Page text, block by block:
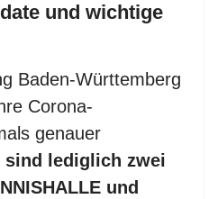
und wichtige
Baden-Württemberg
Corona-
genauer
sind lediglich zwei
und